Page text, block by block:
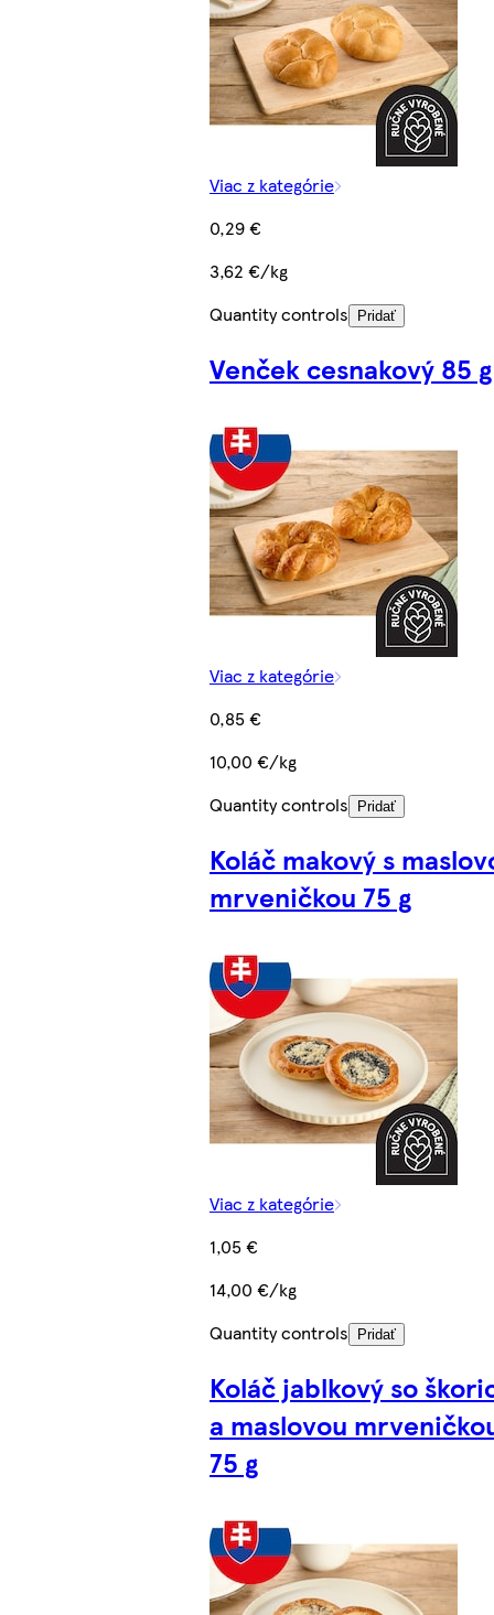
Viac z kategórie
0,29 €
3,62 €/kg
Quantity controls
Pridať
Venček cesnakový 85 g
Viac z kategórie
0,85 €
10,00 €/kg
Quantity controls
Pridať
Koláč makový s
mrveničkou 75 g
Viac z kategórie
1,05 €
14,00 €/kg
Quantity controls
Pridať
Koláč jablkový so
a maslovou
75 g